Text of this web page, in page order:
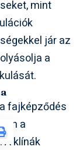
mint
jár az
a
fajképződés
a
klínák